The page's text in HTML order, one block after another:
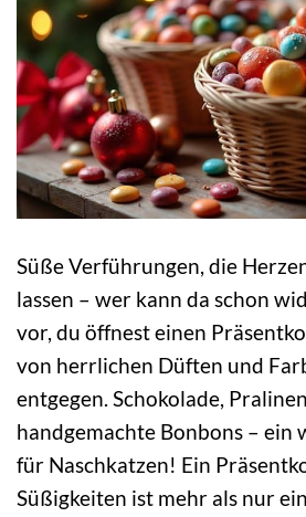
Süße Verführungen, die
lassen – wer kann da schon
vor, du öffnest einen
von herrlichen Düften und
entgegen. Schokolade,
handgemachte Bonbons – ein
für Naschkatzen! Ein
Süßigkeiten ist mehr als nur